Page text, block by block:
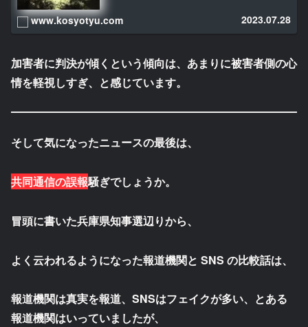
www.kosyotyu.com 2023.07.28
加害者に判決が傾くという傾向は、あまりに被害者側の心
情を軽視しすぎ、と感じています。
そして気になったニュースの最後は、
共同通信の誤報騒ぎでしょうか。
冒頭に書いた兵庫県知事選辺りから、
よく云われるようになった報道機関と SNS の比較話は、
報道機関は真実を報道、SNSはフェイクが多い、とある
報道機関はいっていましたが、